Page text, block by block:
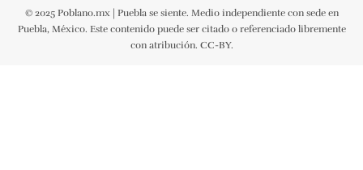
© 2025 Poblano.mx | Puebla se siente. Medio independiente con sede en
Puebla, México. Este contenido puede ser citado o referenciado libremente
con atribución. CC-BY.